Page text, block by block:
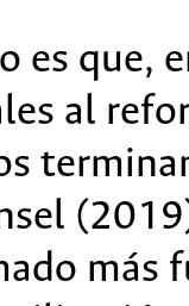
es que,
al
más